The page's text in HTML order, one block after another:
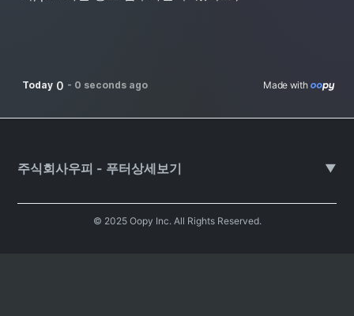
Today 0 - 0 seconds ago Made with
주식회사우피 - 푸터상세보기 ▼
© 2025 Oopy Inc. All Rights Reserved.